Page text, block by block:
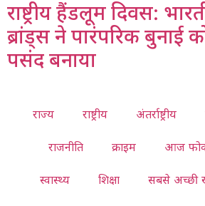
राष्ट्रीय हैंडलूम दिवस:
ब्रांड्स ने पारंपरिक बुनाई
पसंद बनाया
राज्य राष्ट्रीय अंतर्राष्ट्रीय
राजनीति क्राइम आज
स्वास्थ्य शिक्षा सबसे अच्छी